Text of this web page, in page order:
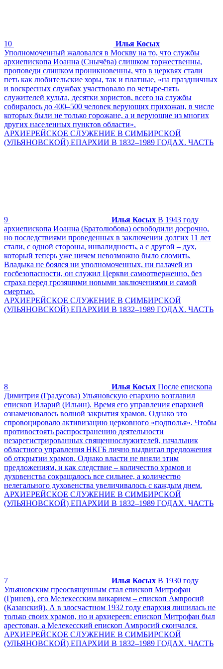
10
Илья Косых
Уполномоченный жаловался в Москву на то, что службы
архиепископа Иоанна (Снычёва) слишком торжественны,
проповеди слишком проникновенны, что в церквях стали
петь как любительские хоры, так и платные, «на праздничных
и воскресных службах участвовало по четыре-пять
служителей культа, десятки хористов, всего на службы
собиралось до 400–500 человек верующих прихожан, в числе
которых были не только горожане, а и верующие из многих
других населенных пунктов области».
АРХИЕРЕЙСКОЕ СЛУЖЕНИЕ В СИМБИРСКОЙ
(УЛЬЯНОВСКОЙ) ЕПАРХИИ В 1832–1989 ГОДАХ. ЧАСТЬ
9 Илья Косых В 1943 году
архиепископа Иоанна (Братолюбова) освободили досрочно,
но последствиями проведенных в заключении долгих 11 лет
стали, с одной стороны, инвалидность, а с другой – дух,
который теперь уже ничем невозможно было сломить.
Владыка не боялся ни уполномоченных, ни палачей из
госбезопасности, он служил Церкви самоотверженно, без
страха перед грозящими новыми заключениями и самой
смертью.
АРХИЕРЕЙСКОЕ СЛУЖЕНИЕ В СИМБИРСКОЙ
(УЛЬЯНОВСКОЙ) ЕПАРХИИ В 1832–1989 ГОДАХ. ЧАСТЬ
8 Илья Косых После епископа
Димитрия (Градусова) Ульяновскую епархию возглавил
епископ Иларий (Ильин). Время его управления епархией
ознаменовалось волной закрытия храмов. Однако это
спровоцировало активизацию церковного «подполья». Чтобы
противостоять распространению деятельности
незарегистрированных священнослужителей, начальник
областного управления НКГБ лично выдвигал предложения
об открытии храмов. Однако власти не вняли этим
предложениям, и как следствие – количество храмов и
духовенства сокращалось все сильнее, а количество
нелегального духовенства увеличивалось с каждым днем.
АРХИЕРЕЙСКОЕ СЛУЖЕНИЕ В СИМБИРСКОЙ
(УЛЬЯНОВСКОЙ) ЕПАРХИИ В 1832–1989 ГОДАХ. ЧАСТЬ
7 Илья Косых В 1930 году
Ульяновским преосвященным стал епископ Митрофан
(Гринев), его Мелекесским викарием – епископ Амвросий
(Казанский). А в злосчастном 1932 году епархия лишилась не
только своих храмов, но и архиереев: епископ Митрофан был
арестован, а Мелекесский епископ Амвросий скончался.
АРХИЕРЕЙСКОЕ СЛУЖЕНИЕ В СИМБИРСКОЙ
(УЛЬЯНОВСКОЙ) ЕПАРХИИ В 1832–1989 ГОДАХ. ЧАСТЬ